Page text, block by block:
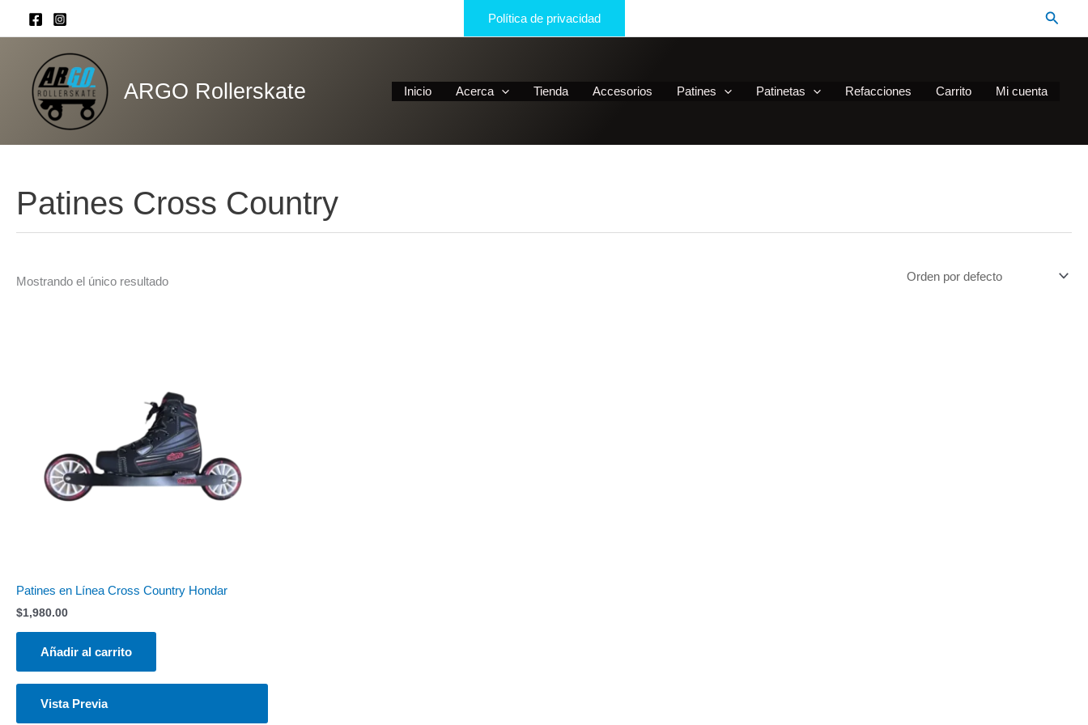
Política de privacidad
ARGO Rollerskate Inicio Acerca Tienda Accesorios Patines Patinetas Refacciones Carrito Mi cuenta
Patines Cross Country
Mostrando el único resultado
Patines en Línea Cross Country Hondar
$1,980.00
Añadir al carrito
Vista Previa